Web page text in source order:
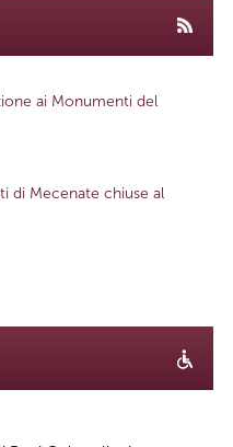
ai Monumenti del
di Mecenate chiuse al